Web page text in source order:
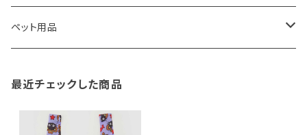
TG
paperblanks
ショルダーバッグ
スポーツバッグ
収納用品
ソープディスペンサー
バス用品
ウェットティッシュケース
ガーデニング用品
ノート
卓球用品
ペット用品
猫用グッズ
最近チェックした商品